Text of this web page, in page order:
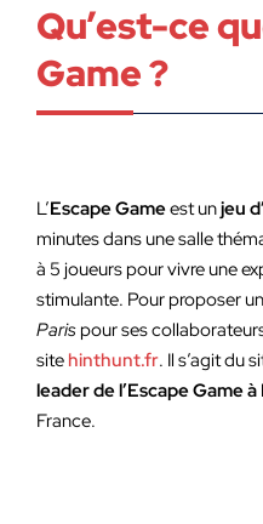
Qu’est-ce
Game ?
L’Escape Gameest unjeu
minutes dans une salle
à 5 joueurs pour vivre une
stimulante. Pour proposer
Paris pour ses
site hinthunt.fr. Il s’agit du
leader de l’Escape Game à
France.